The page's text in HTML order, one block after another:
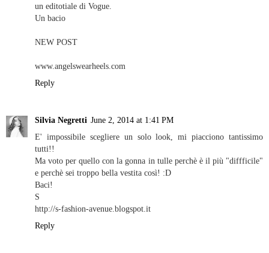
un editotiale di Vogue.
Un bacio
NEW POST
www.angelswearheels.com
Reply
Silvia Negretti June 2, 2014 at 1:41 PM
E' impossibile scegliere un solo look, mi piacciono tantissimo
tutti!!
Ma voto per quello con la gonna in tulle perchè è il più "diffficile"
e perchè sei troppo bella vestita così! :D
Baci!
S
http://s-fashion-avenue.blogspot.it
Reply